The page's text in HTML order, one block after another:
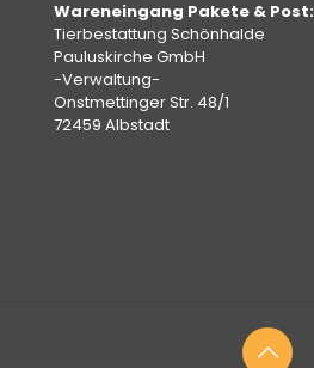
Wareneingang Pakete & Post:
Tierbestattung Schönhalde
Pauluskirche GmbH
-Verwaltung-
Onstmettinger Str. 48/1
72459 Albstadt